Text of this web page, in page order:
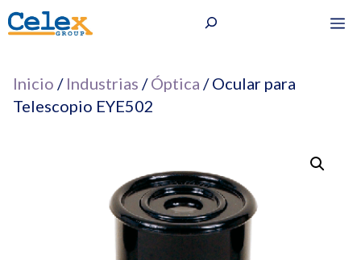
Saltar
al
Buscar
Inicio / Industrias /Óptica / Ocular para
Telescopio EYE502